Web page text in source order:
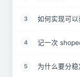
3 如何实现可以
4 记一次
5 为什么要分稳